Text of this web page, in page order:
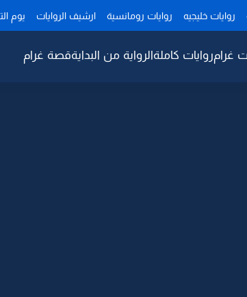
روايات خليجيه روايات رومانسية ارشيف الروايات يوم
غرامروايات كاملةالرواية من البدايةقصة غرام